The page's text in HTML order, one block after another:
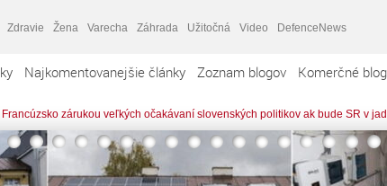
Zdravie Žena Varecha Záhrada Užitočná Video DefenceNews
Najkomentovanejšie články Zoznam blogov Komerčné
Francúzsko zárukou veľkých očakávaní slovenských politikov ak bude SR v